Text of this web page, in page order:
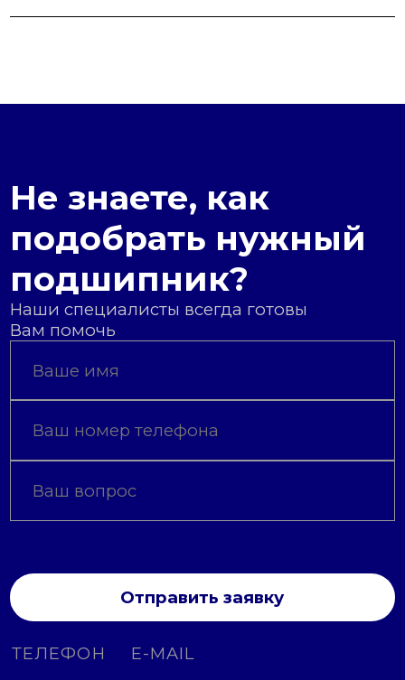
Не знаете, как
подобрать нужный
подшипник?
Наши специалисты всегда готовы
Вам помочь
Отправить заявку
ТЕЛЕФОН E-MAIL